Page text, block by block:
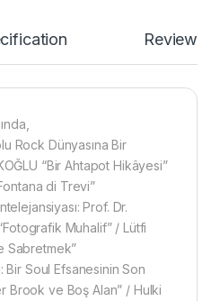
Reviews
Rock Dünyasına Bir
“Bir Ahtapot Hikâyesi”
di Trevi”
Prof. Dr.
Muhalif” / Lütfi
Sabretmek”
Bir Soul Efsanesinin Son
Brook ve Boş Alan” / Hulki